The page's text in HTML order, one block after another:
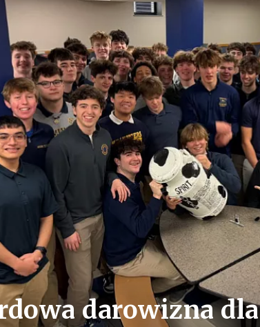
darowizna